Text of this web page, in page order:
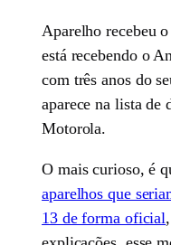
Aparelho recebeu
está recebendo o
com três anos do
aparece na lista de
Motorola.
O mais curioso, é
aparelhos que
13 de forma oficial